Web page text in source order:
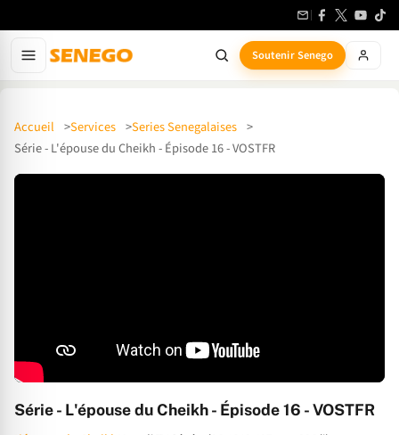
Soutenir Senego
Accueil Services
Series Senegalaises
Série - L'épouse du Cheikh - Épisode 16 - VOSTFR
Série - L'épouse du Cheikh - Épisode 16 - VOSTFR